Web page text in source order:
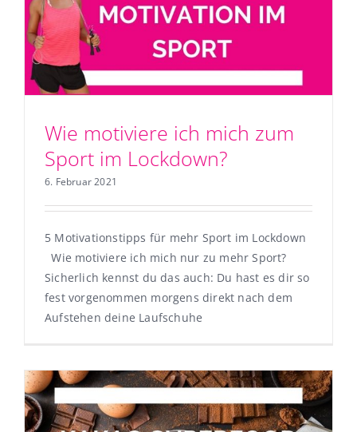
Wie motiviere ich mich zum
Sport im Lockdown?
6. Februar 2021
5 Motivationstipps für mehr Sport im Lockdown
Wie motiviere ich mich nur zu mehr Sport?
Sicherlich kennst du das auch: Du hast es dir so
fest vorgenommen morgens direkt nach dem
Aufstehen deine Laufschuhe